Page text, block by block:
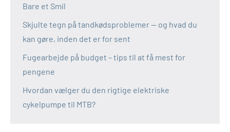
Bare et Smil
Skjulte tegn på tandkødsproblemer — og hvad du
kan gøre, inden det er for sent
Fugearbejde på budget – tips til at få mest for
pengene
Hvordan vælger du den rigtige elektriske
cykelpumpe til MTB?